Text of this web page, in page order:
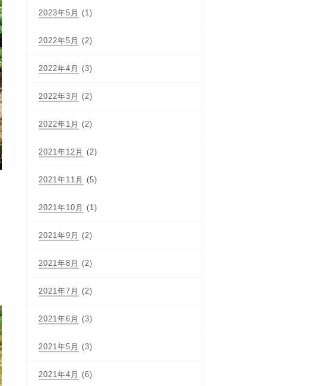
2023年5月 (1)
2022年5月 (2)
2022年4月 (3)
2022年3月 (2)
2022年1月 (2)
2021年12月 (2)
2021年11月 (5)
2021年10月 (1)
2021年9月 (2)
2021年8月 (2)
2021年7月 (2)
2021年6月 (3)
2021年5月 (3)
2021年4月 (6)